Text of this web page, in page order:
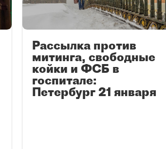
Рассылка против
митинга, свободные
койки и ФСБ в
госпитале:
Петербург 21 января